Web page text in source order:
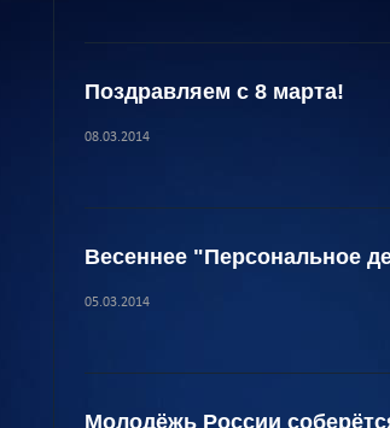
Поздравляем с 8 марта!
08.03.2014
Весеннее "Персональное
05.03.2014
Молодёжь России